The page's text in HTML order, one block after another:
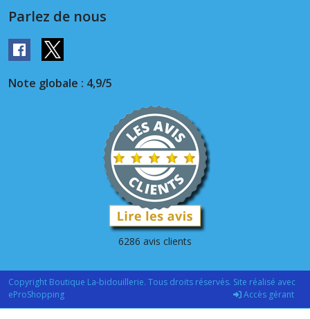
Parlez de nous
Note globale : 4,9/5
6286 avis clients
Copyright Boutique La-bidouillerie. Tous droits réservés. Site réalisé avec
eProShopping
Accès gérant